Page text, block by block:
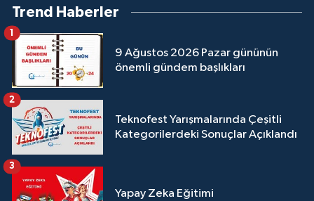
Trend Haberler
9 Ağustos 2026 Pazar gününün
önemli gündem başlıkları
1
Teknofest Yarışmalarında Çeşitli
Kategorilerdeki Sonuçlar Açıklandı
2
Yapay Zeka Eğitimi
3